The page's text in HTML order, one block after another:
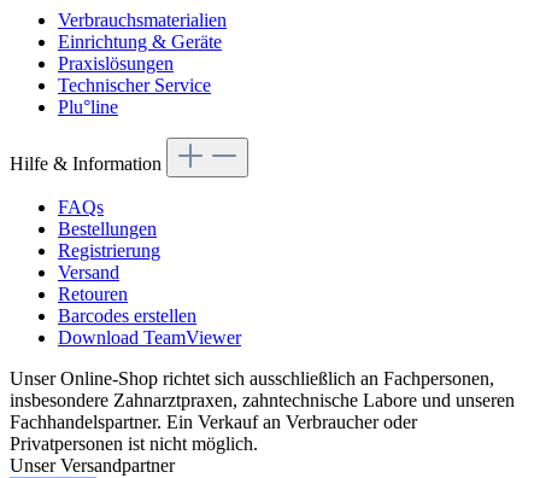
Verbrauchsmaterialien
Einrichtung & Geräte
Praxislösungen
Technischer Service
Plu°line
Hilfe & Information
FAQs
Bestellungen
Registrierung
Versand
Retouren
Barcodes erstellen
Download TeamViewer
Unser Online-Shop richtet sich ausschließlich an Fachpersonen,
insbesondere Zahnarztpraxen, zahntechnische Labore und unseren
Fachhandelspartner. Ein Verkauf an Verbraucher oder
Privatpersonen ist nicht möglich.
Unser Versandpartner